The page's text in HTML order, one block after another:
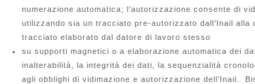
numerazione automatica; l’autorizzazione consente di
utilizzando sia un tracciato pre-autorizzato dall’Inail
tracciato elaborato dal datore di lavoro stesso
su supporti magnetici o a elaborazione automatica dei
inalterabilità, la integrità dei dati, la sequenzialità
agli obblighi di vidimazione e autorizzazione dell’Inail.